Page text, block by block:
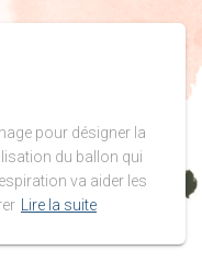
pour désigner la
du ballon qui
va aider les
Lire la suite